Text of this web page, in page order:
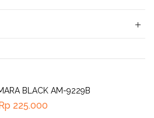
BLACK AM-9229B
225.000